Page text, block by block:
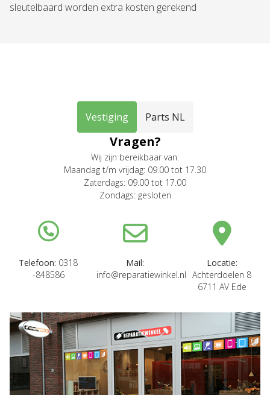
sleutelbaard worden extra kosten gerekend
Vestiging Parts NL
Vragen?
Wij zijn bereikbaar van:
Maandag t/m vrijdag: 09.00 tot 17.30
Zaterdags: 09.00 tot 17.00
Zondags: gesloten
Telefoon: 0318
-848586
Mail:
info@reparatiewinkel.nl
Locatie:
Achterdoelen 8
6711 AV Ede